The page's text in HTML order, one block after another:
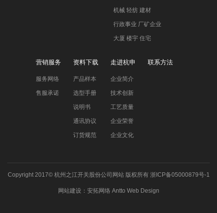
机械 轻纺 建材
行政事业 厂矿企业
大厦 楼宇 住宅
营销服务
服务网络
售服承诺
资料下载
产品样本
选型手册
说明书
通讯协议
订货规范
走进杭申
企业简介
技术创新
工艺质量
企业荣誉
企业文化
联系方法
Copyright 2017© 杭州之江开关股份公司网站版权所有 浙ICP备05000879号-1
网站建设： 安拓网络 Antto Web Design